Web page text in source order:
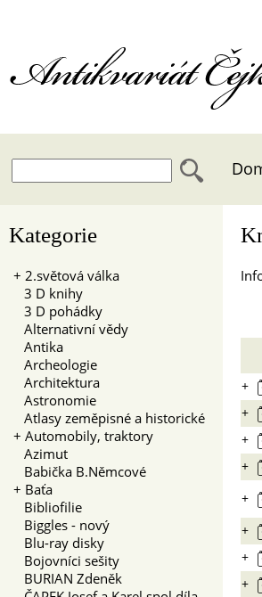
Antikvariát
Kategorie
+ 2.světová válka
3 D knihy
3 D pohádky
Alternativní vědy
Antika
Archeologie
Architektura
Astronomie
Atlasy zeměpisné a historické
+ Automobily, traktory
Azimut
Babička B.Němcové
+ Baťa
Bibliofilie
Biggles - nový
Blu-ray disky
Bojovníci sešity
BURIAN Zdeněk
+
+
+
+
+
+
+
+